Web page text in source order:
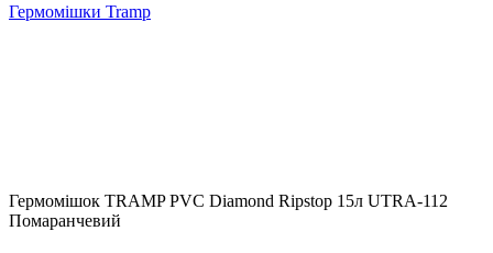
Гермомішки Tramp
Гермомішок TRAMP PVC Diamond Ripstop 15л UTRA-112
Помаранчевий